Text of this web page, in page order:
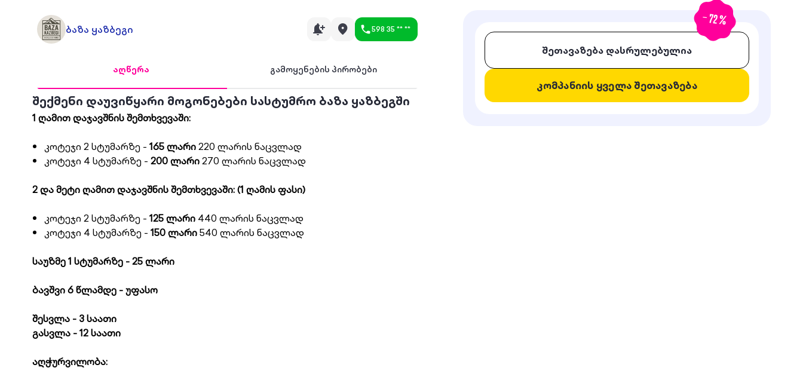
ბაზა ყაზბეგი 598 35 ** **
აღწერა გამოყენების პირობები
შექმენი დაუვიწყარი მოგონებები სასტუმრო ბაზა ყაზბეგში
1 ღამით დაჯავშნის შემთხვევაში:
კოტეჯი 2 სტუმარზე - 165 ლარი220 ლარის ნაცვლად
კოტეჯი 4 სტუმარზე - 200 ლარი270 ლარის ნაცვლად
2 და მეტი ღამით დაჯავშნის შემთხვევაში: (1 ღამის ფასი)
კოტეჯი 2 სტუმარზე - 125 ლარი440 ლარის ნაცვლად
კოტეჯი 4 სტუმარზე - 150 ლარი540 ლარის ნაცვლად
საუზმე 1 სტუმარზე - 25 ლარი
ბავშვი 6 წლამდე - უფასო
შესვლა - 3 საათი
გასვლა - 12 საათი
აღჭურვილობა:
-72%
შეთავაზება დასრულებულია
კომპანიის ყველა შეთავაზება